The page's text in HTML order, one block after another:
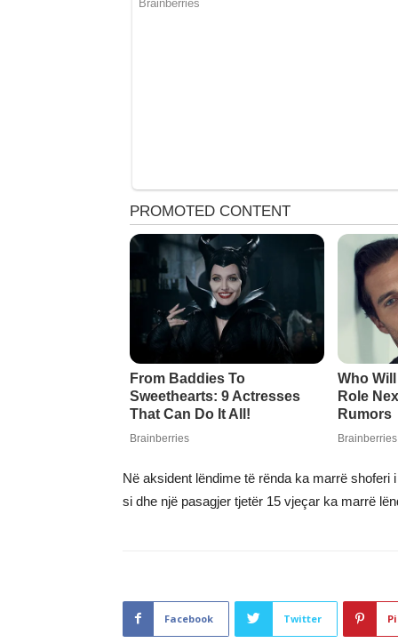
Në aksident lëndime të rënda ka marrë shoferi
si dhe një pasagjer tjetër 15 vjeçar ka marrë
Facebook Twitter